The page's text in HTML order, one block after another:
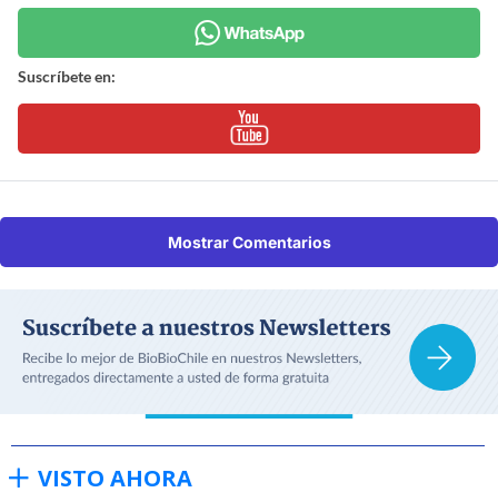
Suscríbete en:
Mostrar Comentarios
VISTO AHORA